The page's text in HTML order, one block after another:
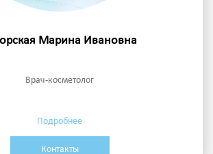
Марина Ивановна
Врач-косметолог
Подробнее
Контакты